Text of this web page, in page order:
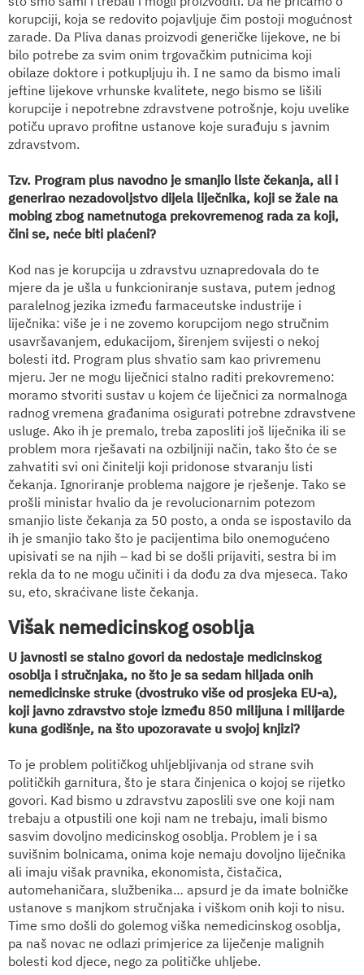
korupciji, koja se redovito pojavljuje čim postoji mogućnost
zarade. Da Pliva danas proizvodi generičke lijekove, ne bi
bilo potrebe za svim onim trgovačkim putnicima koji
obilaze doktore i potkupljuju ih. I ne samo da bismo imali
jeftine lijekove vrhunske kvalitete, nego bismo se lišili
korupcije i nepotrebne zdravstvene potrošnje, koju uvelike
potiču upravo profitne ustanove koje surađuju s javnim
zdravstvom.
Tzv. Program plus navodno je smanjio liste čekanja, ali i
generirao nezadovoljstvo dijela liječnika, koji se žale na
mobing zbog nametnutoga prekovremenog rada za koji,
čini se, neće biti plaćeni?
Kod nas je korupcija u zdravstvu uznapredovala do te
mjere da je ušla u funkcioniranje sustava, putem jednog
paralelnog jezika između farmaceutske industrije i
liječnika: više je i ne zovemo korupcijom nego stručnim
usavršavanjem, edukacijom, širenjem svijesti o nekoj
bolesti itd. Program plus shvatio sam kao privremenu
mjeru. Jer ne mogu liječnici stalno raditi prekovremeno:
moramo stvoriti sustav u kojem će liječnici za normalnoga
radnog vremena građanima osigurati potrebne zdravstvene
usluge. Ako ih je premalo, treba zaposliti još liječnika ili se
problem mora rješavati na ozbiljniji način, tako što će se
zahvatiti svi oni činitelji koji pridonose stvaranju listi
čekanja. Ignoriranje problema najgore je rješenje. Tako se
prošli ministar hvalio da je revolucionarnim potezom
smanjio liste čekanja za 50 posto, a onda se ispostavilo da
ih je smanjio tako što je pacijentima bilo onemogućeno
upisivati se na njih – kad bi se došli prijaviti, sestra bi im
rekla da to ne mogu učiniti i da dođu za dva mjeseca. Tako
su, eto, skraćivane liste čekanja.
Višak nemedicinskog osoblja
U javnosti se stalno govori da nedostaje medicinskog
osoblja i stručnjaka, no što je sa sedam hiljada onih
nemedicinske struke (dvostruko više od prosjeka EU-a),
koji javno zdravstvo stoje između 850 milijuna i milijarde
kuna godišnje, na što upozoravate u svojoj knjizi?
To je problem političkog uhljebljivanja od strane svih
političkih garnitura, što je stara činjenica o kojoj se rijetko
govori. Kad bismo u zdravstvu zaposlili sve one koji nam
trebaju a otpustili one koji nam ne trebaju, imali bismo
sasvim dovoljno medicinskog osoblja. Problem je i sa
suvišnim bolnicama, onima koje nemaju dovoljno liječnika
ali imaju višak pravnika, ekonomista, čistačica,
automehaničara, službenika… apsurd je da imate bolničke
ustanove s manjkom stručnjaka i viškom onih koji to nisu.
Time smo došli do golemog viška nemedicinskog osoblja,
pa naš novac ne odlazi primjerice za liječenje malignih
bolesti kod djece, nego za političke uhljebe.